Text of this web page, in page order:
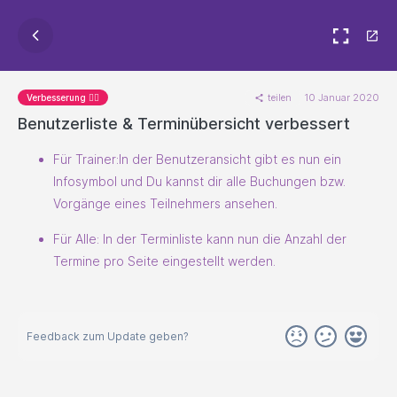
Verbesserung 🐱‍🏍 teilen 10 Januar 2020
Benutzerliste & Terminübersicht verbessert
Für Trainer:In der Benutzeransicht gibt es nun ein
Infosymbol und Du kannst dir alle Buchungen bzw.
Vorgänge eines Teilnehmers ansehen.
Für Alle: In der Terminliste kann nun die Anzahl der
Termine pro Seite eingestellt werden.
Feedback zum Update geben?